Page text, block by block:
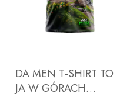
ZOBACZ PRODUKT
DA MEN T-SHIRT TO
JA W GÓRACH